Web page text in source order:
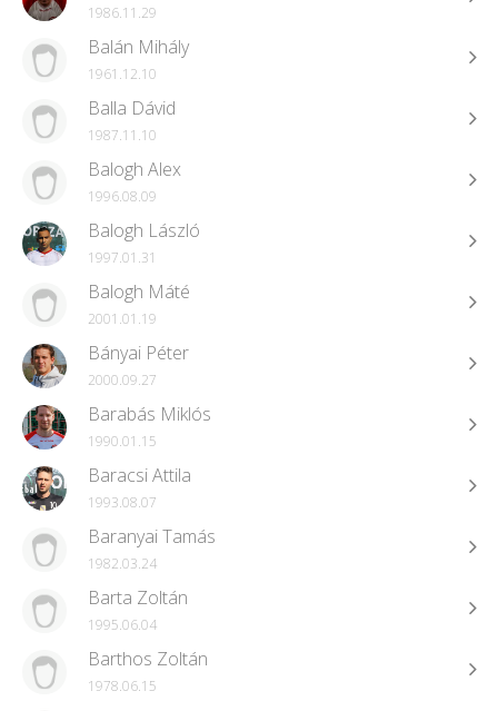
1986.11.29
Balán Mihály
1961.12.10
Balla Dávid
1987.11.10
Balogh Alex
1996.08.09
Balogh László
1997.01.31
Balogh Máté
2001.01.19
Bányai Péter
2000.09.27
Barabás Miklós
1990.01.15
Baracsi Attila
1993.08.07
Baranyai Tamás
1982.03.24
Barta Zoltán
1995.06.04
Barthos Zoltán
1978.06.15